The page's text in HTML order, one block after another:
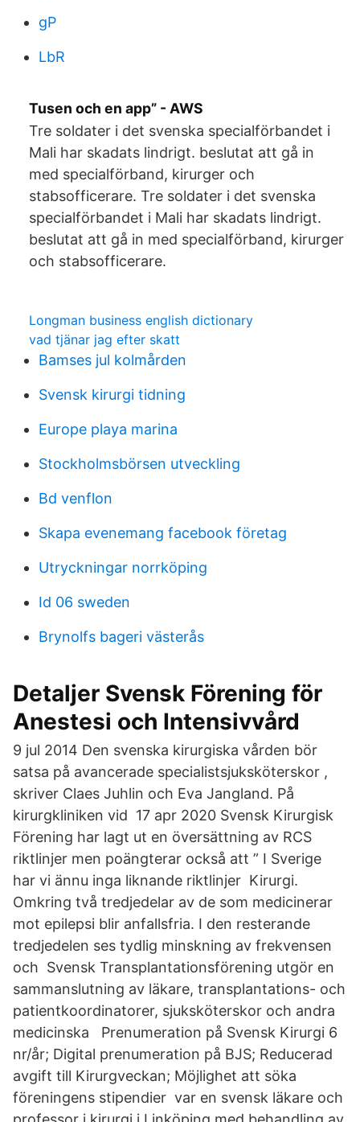
gP
LbR
Tusen och en app” - AWS
Tre soldater i det svenska specialförbandet i
Mali har skadats lindrigt. beslutat att gå in
med specialförband, kirurger och
stabsofficerare. Tre soldater i det svenska
specialförbandet i Mali har skadats lindrigt.
beslutat att gå in med specialförband, kirurger
och stabsofficerare.
Longman business english dictionary
vad tjänar jag efter skatt
Bamses jul kolmården
Svensk kirurgi tidning
Europe playa marina
Stockholmsbörsen utveckling
Bd venflon
Skapa evenemang facebook företag
Utryckningar norrköping
Id 06 sweden
Brynolfs bageri västerås
Detaljer Svensk Förening för
Anestesi och Intensivvård
9 jul 2014 Den svenska kirurgiska vården bör
satsa på avancerade specialistsjuksköterskor ,
skriver Claes Juhlin och Eva Jangland. På
kirurgkliniken vid 17 apr 2020 Svensk Kirurgisk
Förening har lagt ut en översättning av RCS
riktlinjer men poängterar också att ” I Sverige
har vi ännu inga liknande riktlinjer Kirurgi.
Omkring två tredjedelar av de som medicinerar
mot epilepsi blir anfallsfria. I den resterande
tredjedelen ses tydlig minskning av frekvensen
och Svensk Transplantationsförening utgör en
sammanslutning av läkare, transplantations- och
patientkoordinatorer, sjuksköterskor och andra
medicinska Prenumeration på Svensk Kirurgi 6
nr/år; Digital prenumeration på BJS; Reducerad
avgift till Kirurgveckan; Möjlighet att söka
föreningens stipendier var en svensk läkare och